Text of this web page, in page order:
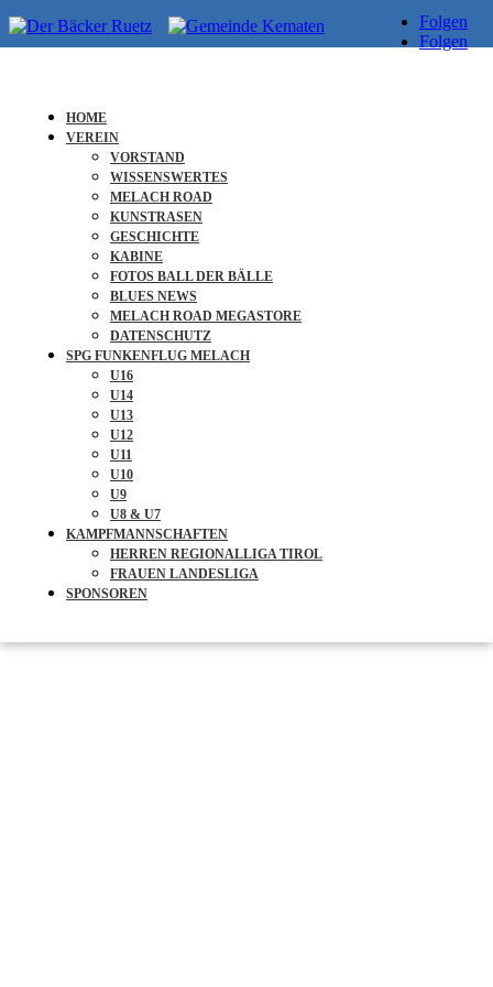
Folgen
Folgen
HOME
VEREIN
VORSTAND
WISSENSWERTES
MELACH ROAD
KUNSTRASEN
GESCHICHTE
KABINE
FOTOS BALL DER BÄLLE
BLUES NEWS
MELACH ROAD MEGASTORE
DATENSCHUTZ
SPG FUNKENFLUG MELACH
U16
U14
U13
U12
U11
U10
U9
U8 & U7
KAMPFMANNSCHAFTEN
HERREN REGIONALLIGA TIROL
FRAUEN LANDESLIGA
SPONSOREN
Für den Inhalt
Arno Bucher Dr. Rudolf-Ostermann-Weg 18c
A-6175 Kematen in Tirol
Hosting & Webmaster
Agentur cn12 Ing. Baller-Straße 4 A-6460 Imst Tirol ww.cn12.at
Copyright 2024